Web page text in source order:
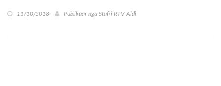
11/10/2018 Publikuar nga Stafi i RTV Aldi